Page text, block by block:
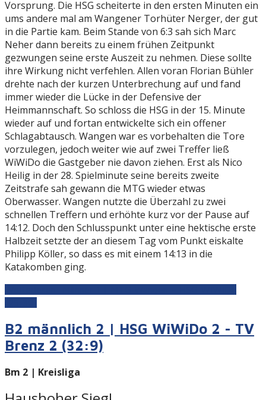
Vorsprung. Die HSG scheiterte in den ersten Minuten ein
ums andere mal am Wangener Torhüter Nerger, der gut
in die Partie kam. Beim Stande von 6:3 sah sich Marc
Neher dann bereits zu einem frühen Zeitpunkt
gezwungen seine erste Auszeit zu nehmen. Diese sollte
ihre Wirkung nicht verfehlen. Allen voran Florian Bühler
drehte nach der kurzen Unterbrechung auf und fand
immer wieder die Lücke in der Defensive der
Heimmannschaft. So schloss die HSG in der 15. Minute
wieder auf und fortan entwickelte sich ein offener
Schlagabtausch. Wangen war es vorbehalten die Tore
vorzulegen, jedoch weiter wie auf zwei Treffer ließ
WiWiDo die Gastgeber nie davon ziehen. Erst als Nico
Heilig in der 28. Spielminute seine bereits zweite
Zeitstrafe sah gewann die MTG wieder etwas
Oberwasser. Wangen nutzte die Überzahl zu zwei
schnellen Treffern und erhöhte kurz vor der Pause auf
14:12. Doch den Schlusspunkt unter eine hektische erste
Halbzeit setzte der an diesem Tag vom Punkt eiskalte
Philipp Köller, so dass es mit einem 14:13 in die
Katakomben ging.
B2 männlich 2 | HSG WiWiDo 2 - TV
Brenz 2 (32:9)
Bm 2 | Kreisliga